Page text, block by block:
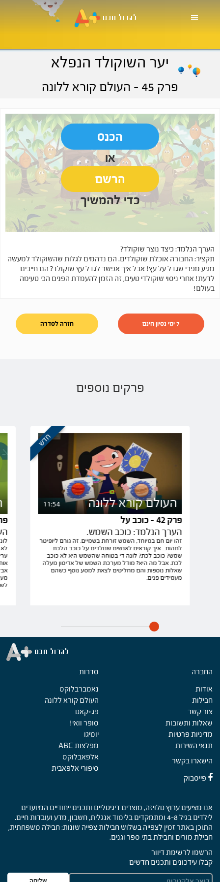
יער השוקולד הנפלא
פרק 45 - העולם קורא ללונה
הכנס
או
הרשם
כדי להמשיך
הערך הנלמד: כיצד נוצר שוקולד?
תקציר: החבורה אוכלת שוקולדים. הם נדהמים לגלות שהשוקולד למעשה
מגיע מפרי שגדל על עץ! אבל איך אפשר לגדל עץ שוקולד? הם חייבים
לדעת! אחרי ניסוי שוקולדי טעים, זה הזמן להעמדת הפנים הכי טעימה
בעולם!
7 ימי נסיון חינם חזרה לסדרה
פרקים נוספים
חדש
העולם קורא ללונה 11:54
פרק 42 - כוכב על
הערך הנלמד: כוכב השמש.
זהו יום חם במיוחד, השמש זורחת בשמיים. זה גורם ליופיטר
לתהות... איך קוראים לאנשים שנולדים על כוכב הלכת
שמש? כוכב לכת? לונה די בטוחה שהשמש היא לא כוכב
לכת. אבל מה היא? מודל מערכת השמש של אדיסון מעלה
שאלות נוספות והם מחליטים לצאת למסע נוסף כשהם
מעמידים פנים.
פרק
Footer
החברה
אודות
חבילות
צור קשר
שאלות ותשובות
מדיניות פרטיות
תנאי השירות
הישארו בקשר
פייסבוק
סדרות
נאמברבלוקס
העולם קורא ללונה
פג+קאט
סופר וואי!
יומיגו
מפלצות ABC
אלפאבלוקס
סיפורי אלפאבית
אנו מציעים ערוץ טלויזה, מוצרים דיגיטליים ותכנים ייחודיים המיועדים
לילדים בגיל 4-8 ומתמקדים בלימוד אנגלית, חשבון, מדע ועובדות חיים.
התוכן באתר זמין לצפייה בשלוש חבילות צפייה שונות: חבילה משפחתית,
חבילת מורים וחבילת בתי ספר וגנים.
הרשמו לרשימת דיוור
קבלו עידכונים ותכנים חדשים
E